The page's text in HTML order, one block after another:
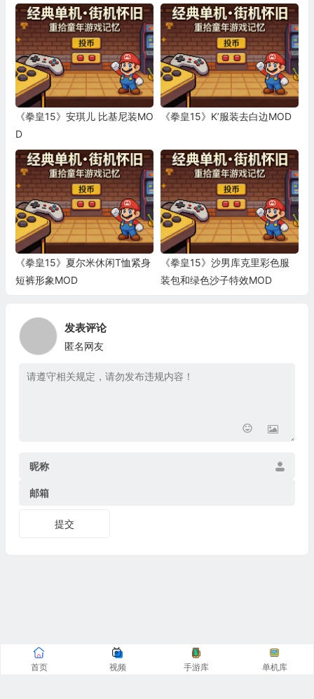
《拳皇15》安琪儿 比基尼装MO
D
《拳皇15》K’服装去白边MOD
《拳皇15》夏尔米休闲T恤紧身
短裤形象MOD
《拳皇15》沙男库克里彩色服
装包和绿色沙子特效MOD
发表评论
匿名网友
昵称
邮箱
提交
首页 视频 手游库 单机库